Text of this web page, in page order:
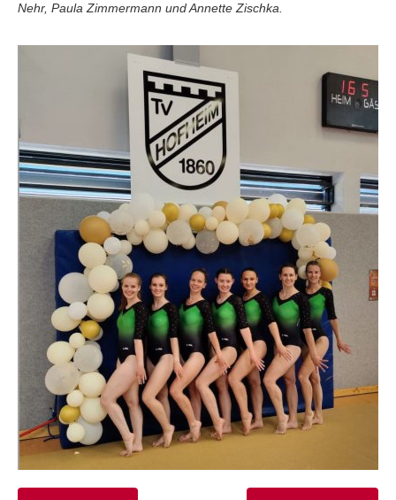
Nehr, Paula Zimmermann und Annette Zischka.